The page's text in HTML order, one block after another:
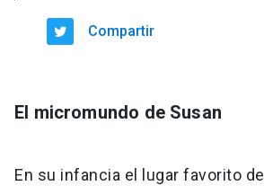
Compartir
El micromundo de Susan
En su infancia el lugar favorito